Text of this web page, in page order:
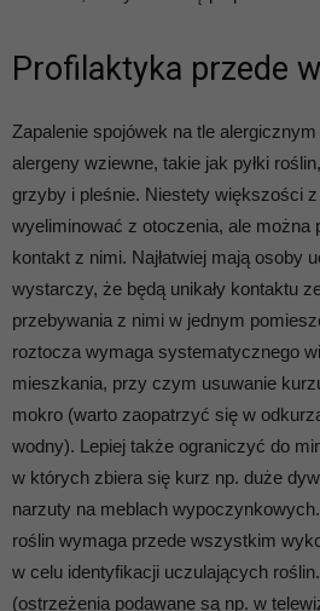
Profilaktyka przede
Zapalenie spojówek na tle
alergeny wziewne, takie jak pyłki
grzyby i pleśnie. Niestety większości
wyeliminować z otoczenia, ale można
kontakt z nimi. Najłatwiej mają osoby
wystarczy, że będą unikały kontaktu
przebywania z nimi w jednym
roztocza wymaga systematycznego
mieszkania, przy czym usuwanie
mokro (warto zaopatrzyć się w
wodny). Lepiej także ograniczyć do
w których zbiera się kurz np. duże
narzuty na meblach
roślin wymaga przede wszystkim
w celu identyfikacji uczulających
(ostrzeżenia podawane są np. w